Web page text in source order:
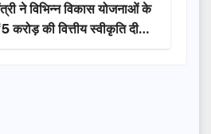
ने विभिन्न विकास योजनाओं के
करोड़ की वित्तीय स्वीकृति दी…